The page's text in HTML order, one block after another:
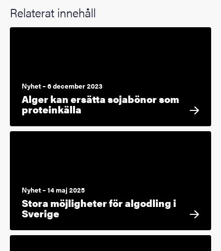
Relaterat innehåll
Nyhet – 6 december 2023
Alger kan ersätta sojabönor som
proteinkälla
Nyhet – 14 maj 2025
Stora möjligheter för algodling i
Sverige